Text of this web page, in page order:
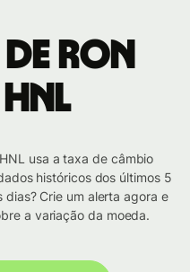
RON
usa a taxa de câmbio
históricos dos últimos 5
Crie um alerta agora e
a variação da moeda.